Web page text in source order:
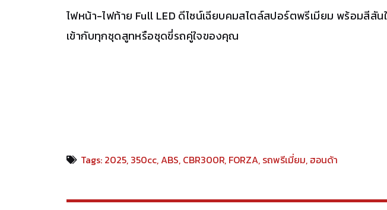
ไฟหน้า-ไฟท้าย Full LED ดีไซน์เฉียบคมสไตล์สปอร์ตพรีเมียม พร้อมสีสัน
เข้ากับทุกชุดสูทหรือชุดขี่รถคู่ใจของคุณ
Tags: 2025, 350cc,ABS, CBR300R, FORZA, รถพรีเมี่ยม, ฮอนด้า